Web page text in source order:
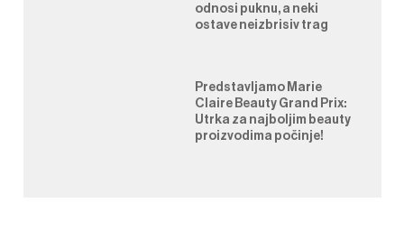
odnosi puknu, a neki
ostave neizbrisiv trag
Predstavljamo Marie
Claire Beauty Grand Prix:
Utrka za najboljim beauty
proizvodima počinje!